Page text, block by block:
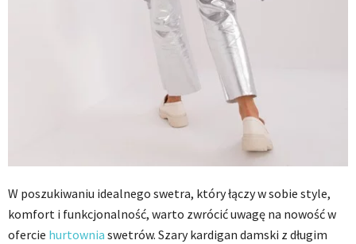
W poszukiwaniu idealnego swetra, który łączy w sobie style,
komfort i funkcjonalność, warto zwrócić uwagę na nowość w
ofercie hurtownia swetrów. Szary kardigan damski z długim